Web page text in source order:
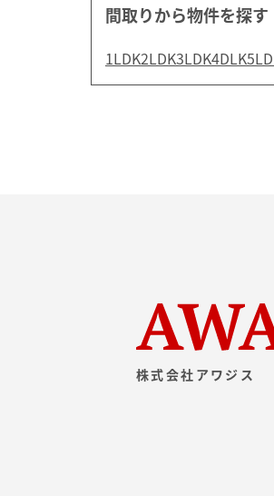
間取りから物件を探す
1LDK2LDK3LDK4DLK
株式会社アワジス